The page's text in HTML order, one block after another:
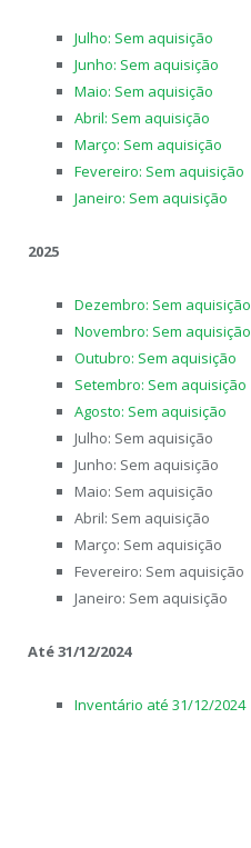
Julho: Sem aquisição
Junho: Sem aquisição
Maio: Sem aquisição
Abril: Sem aquisição
Março: Sem aquisição
Fevereiro: Sem aquisição
Janeiro: Sem aquisição
2025
Dezembro: Sem aquisição
Novembro: Sem aquisição
Outubro: Sem aquisição
Setembro: Sem aquisição
Agosto: Sem aquisição
Julho: Sem aquisição
Junho: Sem aquisição
Maio: Sem aquisição
Abril: Sem aquisição
Março: Sem aquisição
Fevereiro: Sem aquisição
Janeiro: Sem aquisição
Até 31/12/2024
Inventário até 31/12/2024